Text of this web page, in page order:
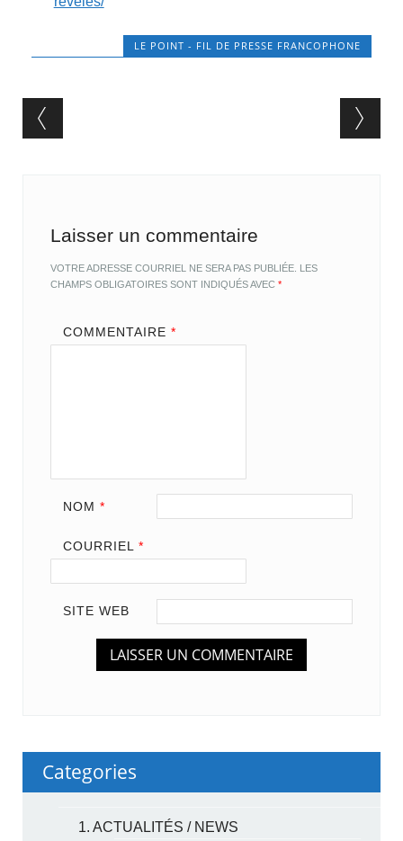
LE POINT - FIL DE PRESSE FRANCOPHONE
Post navigation
Laisser un commentaire
VOTRE ADRESSE COURRIEL NE SERA PAS PUBLIÉE. LES
CHAMPS OBLIGATOIRES SONT INDIQUÉS AVEC*
COMMENTAIRE *
NOM *
COURRIEL *
SITE WEB
Categories
1. ACTUALITÉS / NEWS